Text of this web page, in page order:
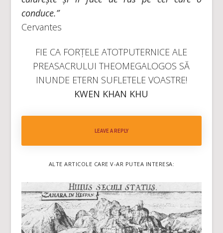
conduce.”
Cervantes
FIE CA FORȚELE ATOTPUTERNICE ALE
PREASACRULUI THEOMEGALOGOS SĂ
INUNDE ETERN SUFLETELE VOASTRE!
KWEN KHAN KHU
LEAVE A REPLY
ALTE ARTICOLE CARE V-AR PUTEA INTERESA: